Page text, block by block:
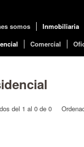
somos Inmobiliaria
Comercial
del 1 al 0 de 0